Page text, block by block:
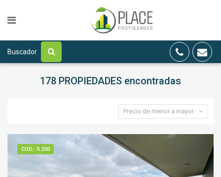
Buscador
178 PROPIEDADES encontradas
Precio de menor a mayor
COD.: 5.250